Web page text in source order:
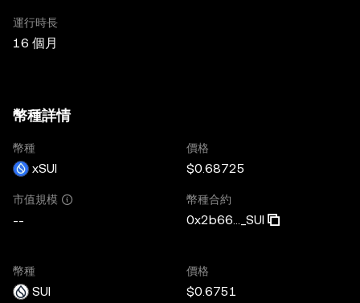
運行時長
16 個月
幣種詳情
幣種
xSUI
價格
$0.68725
市值規模
--
幣種合約
0x2b66..._SUI
幣種
SUI
價格
$0.6751